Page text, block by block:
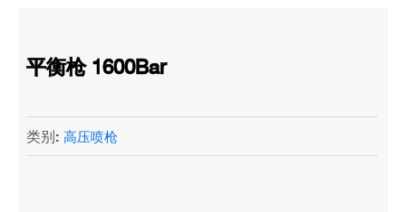
平衡枪 1600Bar
类别: 高压喷枪